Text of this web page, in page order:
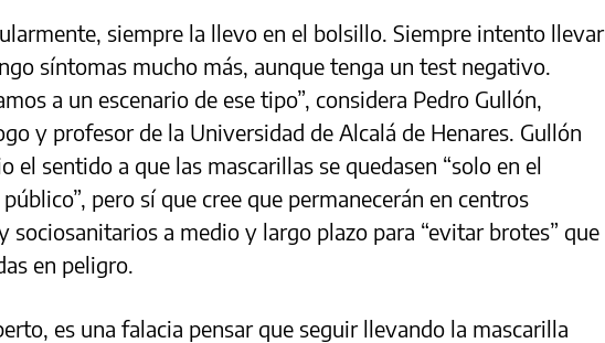
siempre la llevo en el bolsillo. Siempre intento llevar
síntomas mucho más, aunque tenga un test negativo.
a un escenario de ese tipo”, considera Pedro Gullón,
y profesor de la Universidad de Alcalá de Henares. Gullón
el sentido a que las mascarillas se quedasen “solo en el
pero sí que cree que permanecerán en centros
sociosanitarios a medio y largo plazo para “evitar brotes” que
en peligro.
es una falacia pensar que seguir llevando la mascarilla